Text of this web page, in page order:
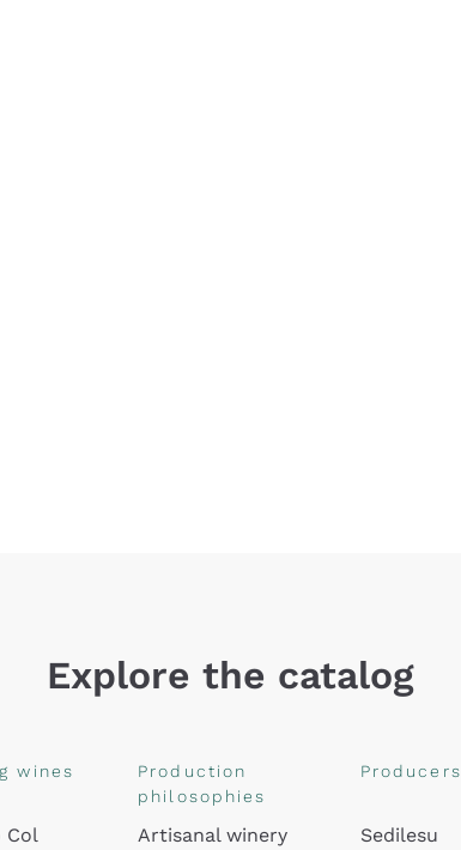
Explore the catalog
wines
Col
Production
philosophies
Artisanal winery
Producers
Sedilesu